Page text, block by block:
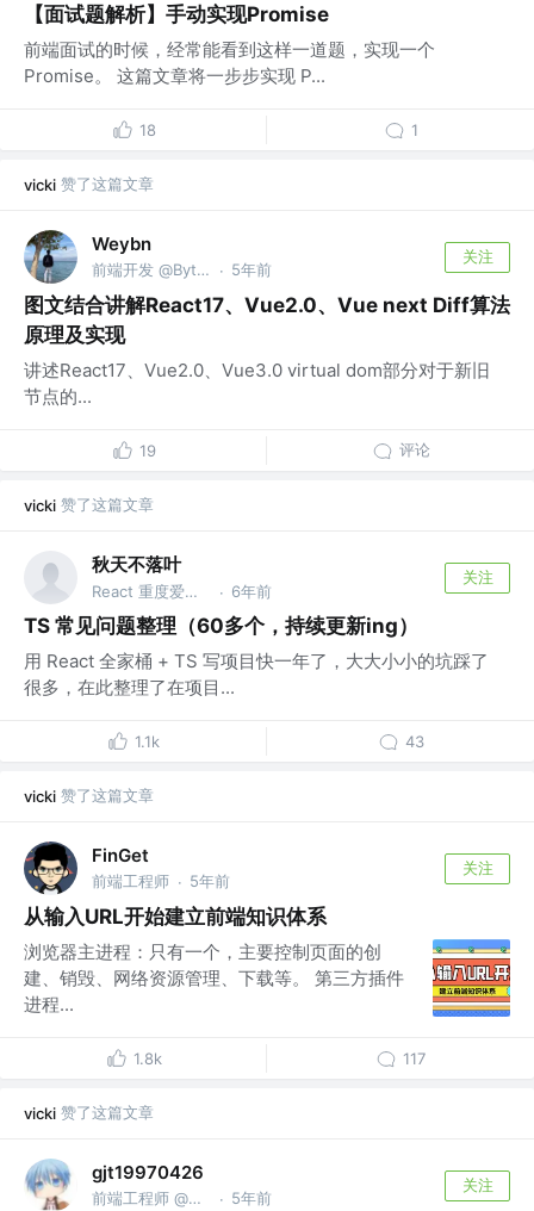
【面试题解析】手动实现Promise
前端面试的时候，经常能看到这样一道题，实现一个
Promise。 这篇文章将一步步实现 P...
18 1
vicki 赞了这篇文章
Weybn
前端开发 @ByteDance · 5年前
关注
图文结合讲解React17、Vue2.0、Vue next Diff算法
原理及实现
讲述React17、Vue2.0、Vue3.0 virtual dom部分对于新旧
节点的...
19 评论
vicki 赞了这篇文章
秋天不落叶
React 重度爱好者 · 6年前
关注
TS 常见问题整理（60多个，持续更新ing）
用 React 全家桶 + TS 写项目快一年了，大大小小的坑踩了
很多，在此整理了在项目...
1.1k 43
vicki 赞了这篇文章
FinGet
前端工程师 · 5年前
关注
从输入URL开始建立前端知识体系
浏览器主进程：只有一个，主要控制页面的创
建、销毁、网络资源管理、下载等。 第三方插件
进程...
1.8k 117
vicki 赞了这篇文章
gjt19970426
前端工程师 @贝壳找房 · 5年前
关注